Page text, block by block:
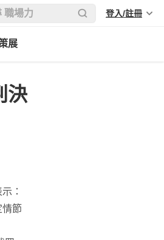
登入/註冊
展
決
：
情節